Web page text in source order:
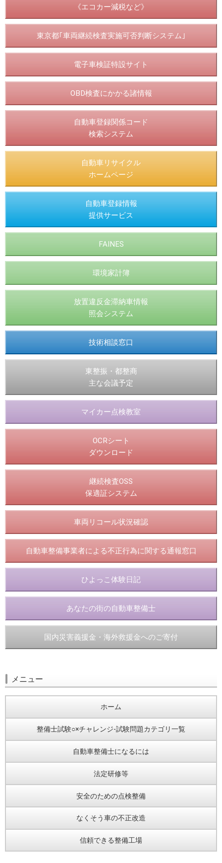
《エコカー減税など》
東京都｢車両継続検査実施可否判断システム｣
電子車検証特設サイト
OBD検査にかかる諸情報
自動車登録関係コード
検索システム
自動車リサイクル
ホームページ
自動車登録情報
提供サービス
FAINES
環境家計簿
放置違反金滞納車情報
照会システム
技術相談窓口
東整振・都整商
主な会議予定
マイカー点検教室
OCRシート
ダウンロード
継続検査OSS
保適証システム
車両リコール状況確認
自動車整備事業者による不正行為に関する通報窓口
ひよっこ体験日記
あなたの街の自動車整備士
国内災害義援金・海外救援金へのご寄付
メニュー
ホーム
整備士試験○×チャレンジ-試験問題カテゴリ一覧
自動車整備士になるには
法定研修等
安全のための点検整備
なくそう車の不正改造
信頼できる整備工場